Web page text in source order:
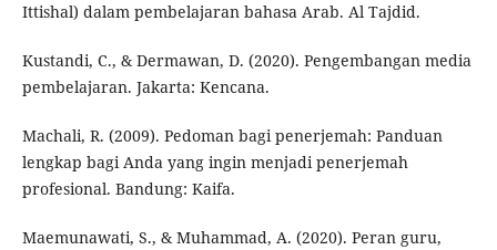
Ittishal) dalam pembelajaran bahasa Arab. Al Tajdid.
Kustandi, C., & Dermawan, D. (2020). Pengembangan media
pembelajaran. Jakarta: Kencana.
Machali, R. (2009). Pedoman bagi penerjemah: Panduan
lengkap bagi Anda yang ingin menjadi penerjemah
profesional. Bandung: Kaifa.
Maemunawati, S., & Muhammad, A. (2020). Peran guru,